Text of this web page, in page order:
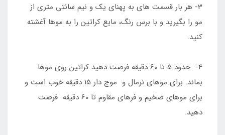
3- هر بار قسمت های به پهنای یک و نیم سانتی متری از
مو را بگیرید و با برس رنگ، مایع کراتین را به موها آغشته
کنید.
4- حدود 5 تا 60 دقیقه فرصت دهید کراتین روی موها
بماند. برای موهای نرمال و موج دار 15 دقیقه خوب است و
برای موهای ضخیم و فرهای مقاوم تا 60 دقیقه فرصت
دهید.